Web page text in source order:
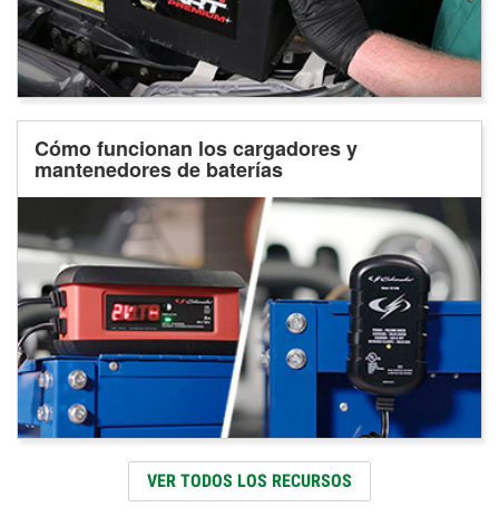
Cómo funcionan los cargadores y
mantenedores de baterías
VER TODOS LOS RECURSOS